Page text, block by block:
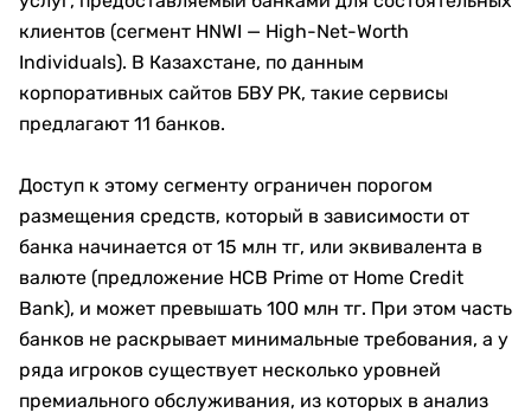
клиентов (сегмент HNWI — High-Net-Worth
Individuals). В Казахстане, по данным
корпоративных сайтов БВУ РК, такие сервисы
предлагают 11 банков.
Доступ к этому сегменту ограничен порогом
размещения средств, который в зависимости от
банка начинается от 15 млн тг, или эквивалента в
валюте (предложение HCB Prime от Home Credit
Bank), и может превышать 100 млн тг. При этом часть
банков не раскрывает минимальные требования, а у
ряда игроков существует несколько уровней
премиального обслуживания, из которых в анализ